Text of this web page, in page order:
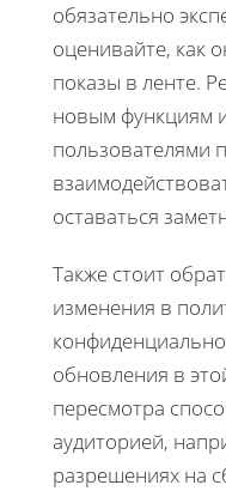
обязательно
оценивайте, как
показы в ленте.
новым функциям
пользователями
оставаться
Также стоит
изменения в
обновления в
пересмотра
аудиторией,
разрешениях на